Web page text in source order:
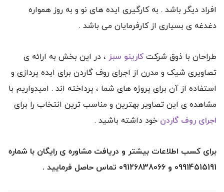
افراد دیگر باشد . به کارگیری ایده های نو و به روز همواره
دغدغه ی بسیاری از کارفرمایان می باشد .
طراحان با ذوق شرکت کارینو سبز ، در این بخش به ارائه ی
تصاویری شیک و مدرن از اجرای روف گاردن برای ایده پردازی و
استفاده از آن برای پروژه های شما ، پرداخته اند . امیدواریم با
مشاهده ی این تصاویر بهترین و مناسب ترین انتخاب را برای
اجرای روف گاردن خود داشته باشید .
برای کسب اطلاعات بیشتر و دریافت مشاوره ی رایگان با شماره
09914515191 و 09126838066 تماس حاصل فرمایید .